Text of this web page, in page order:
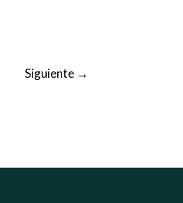
Siguiente→